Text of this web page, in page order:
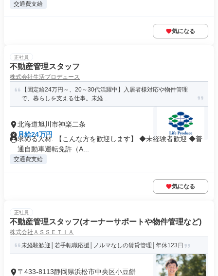
交通費支給
気になる
正社員
不動産管理スタッフ
株式会社生活プロデュース
【固定給24万円～、20～30代活躍中】入居者様対応や物件管理
で、暮らしを支える仕事。未経...
北海道旭川市神楽二条
月給24万円
求める人材: 【こんな方を歓迎します】 ◆未経験者歓迎 ◆普
通自動車運転免許（A...
交通費支給
気になる
正社員
不動産管理スタッフ(オーナーサポートや物件管理など)
株式会社ＡＳＳＥＴＩＡ
未経験歓迎│若手転職応援│ノルマなしの賃貸管理│年休123日
〒433-8113静岡県浜松市中央区小豆餅